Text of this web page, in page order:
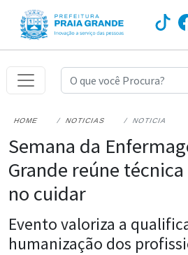
HOME NOTICIAS NOTICIA
Semana da
Grande reúne
no cuidar
Evento valoriza a
humanização dos